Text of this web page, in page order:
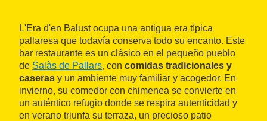
L'Era d'en Balust ocupa una antigua era típica
pallaresa que todavía conserva todo su encanto. Este
bar restaurante es un clásico en el pequeño pueblo
de Salàs de Pallars, con comidas tradicionales y
caseras y un ambiente muy familiar y acogedor. En
invierno, su comedor con chimenea se convierte en
un auténtico refugio donde se respira autenticidad y
en verano triunfa su terraza, un precioso patio